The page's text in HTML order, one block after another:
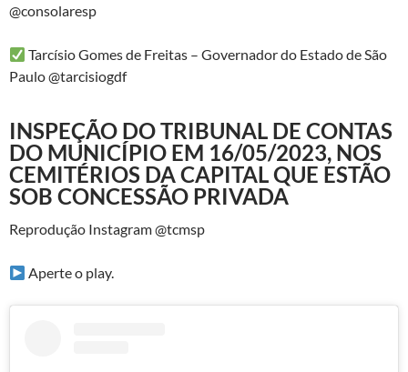
@consolaresp
Tarcísio Gomes de Freitas – Governador do Estado de São
Paulo @tarcisiogdf
INSPEÇÃO DO TRIBUNAL DE CONTAS
DO MUNICÍPIO EM 16/05/2023, NOS
CEMITÉRIOS DA CAPITAL QUE ESTÃO
SOB CONCESSÃO PRIVADA
Reprodução Instagram @tcmsp
Aperte o play.